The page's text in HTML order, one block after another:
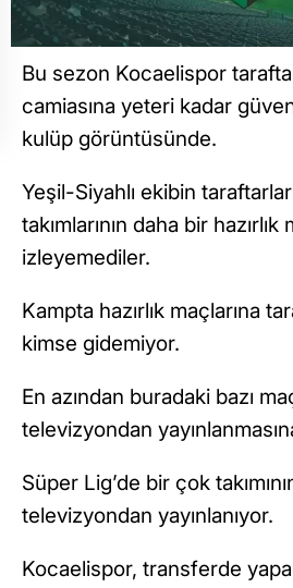
Bu sezon Kocaelispor
camiasına yeteri kadar
kulüp görüntüsünde.
Yeşil-Siyahlı ekibin
takımlarının daha bir hazırlık
izleyemediler.
Kampta hazırlık maçlarına
kimse gidemiyor.
En azından buradaki bazı
televizyondan
Süper Lig’de bir çok
televizyondan yayınlanıyor.
Kocaelispor, transferde